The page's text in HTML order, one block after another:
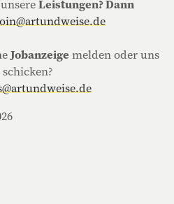
Leistungen? Dann
Jobanzeige melden oder uns
schicken?